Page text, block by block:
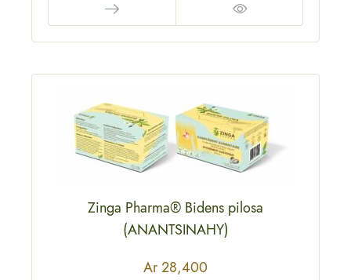
Zinga Pharma® Bidens pilosa
(ANANTSINAHY)
Ar28,400